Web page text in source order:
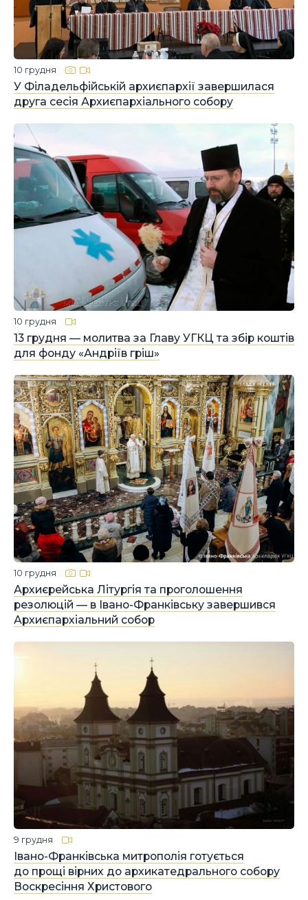
У Філадельфійській архиєпархії завершилася
друга сесія Архиєпархіального собору
10 грудня
13 грудня — молитва за Главу УГКЦ та збір коштів
для фонду «Андріїв гріш»
10 грудня
Архиєрейська Літургія та проголошення
резолюцій — в Івано-Франківську завершився
Архиєпархіальний собор
10 грудня
Івано-Франківська митрополія готується
до прощі вірних до архикатедрального собору
Воскресіння Христового
9 грудня